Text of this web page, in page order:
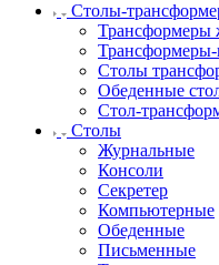
Столы-
Трансформеры
Трансформеры-
Столы
Обеденные
Стол-
Столы
Журнальные
Консоли
Секретер
Компьютерные
Обеденные
Письменные